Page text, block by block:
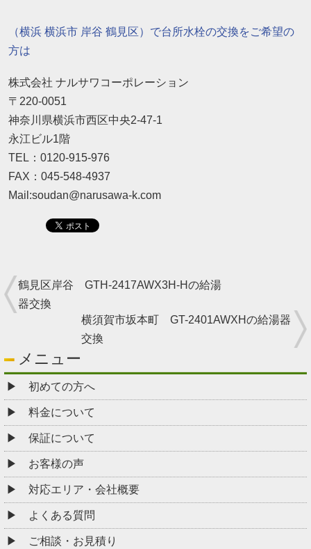
（横浜 横浜市 岸谷 鶴見区）で台所水栓の交換をご希望の
方は
株式会社 ナルサワコーポレーション
〒220-0051
神奈川県横浜市西区中央2-47-1
永江ビル1階
TEL：0120-915-976
FAX：045-548-4937
Mail:soudan@narusawa-k.com
鶴見区岸谷 GTH-2417AWX3H-Hの給湯
器交換
横須賀市坂本町 GT-2401AWXHの給湯器
交換
メニュー
初めての方へ
料金について
保証について
お客様の声
対応エリア・会社概要
よくある質問
ご相談・お見積り